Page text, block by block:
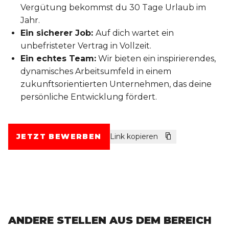
Vergütung bekommst du 30 Tage Urlaub im
Jahr.
Ein sicherer Job: Auf dich wartet ein
unbefristeter Vertrag in Vollzeit.
Ein echtes Team: Wir bieten ein inspirierendes,
dynamisches Arbeitsumfeld in einem
zukunftsorientierten Unternehmen, das deine
persönliche Entwicklung fördert.
JETZT BEWERBEN Link kopieren
ANDERE STELLEN AUS DEM BEREICH